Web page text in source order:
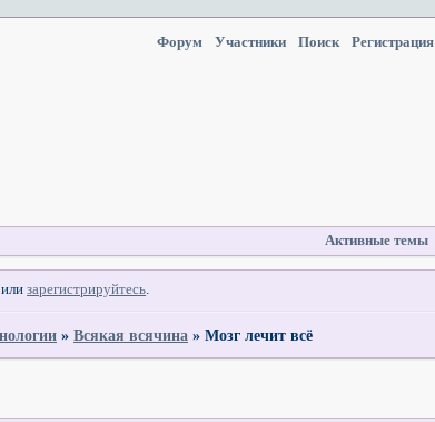
Форум Участники Поиск Регистрация
Активные темы
илизарегистрируйтесь.
»Всякая всячина »Мозг лечит всё